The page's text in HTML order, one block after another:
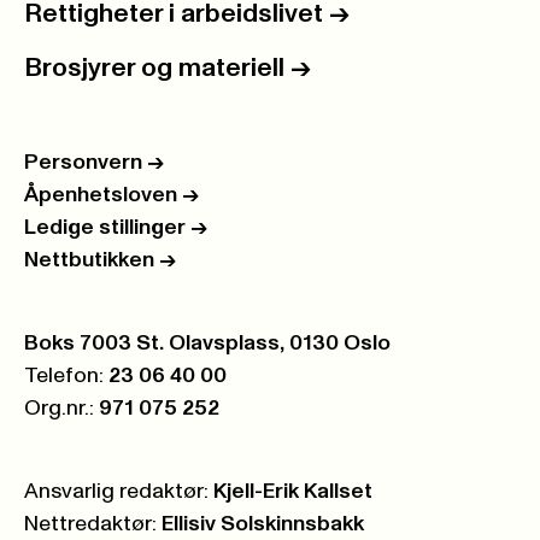
Rettigheter i arbeidslivet ->
Brosjyrer og materiell ->
Personvern ->
Åpenhetsloven ->
Ledige stillinger ->
Nettbutikken ->
Postboks:
Boks 7003 St. Olavsplass, 0130 Oslo
Telefon: 23 06 40 00
Org.nr.: 971 075 252
Ansvarlig redaktør: Kjell-Erik Kallset
Nettredaktør: Ellisiv Solskinnsbakk